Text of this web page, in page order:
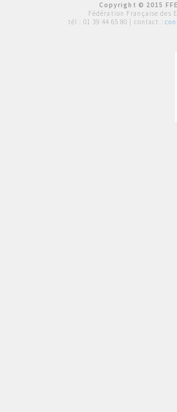
Copyright © 2015
Fédération Française des
tél : 01 39 44 65 80 | contact :